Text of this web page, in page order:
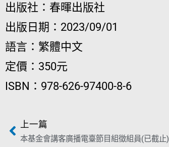
出版社：春暉出版社
出版日期：2023/09/01
語言：繁體中文
定價：350元
ISBN：978-626-97400-8-6
上一篇
本基金會講客廣播電臺節目組徵組員(已截止)